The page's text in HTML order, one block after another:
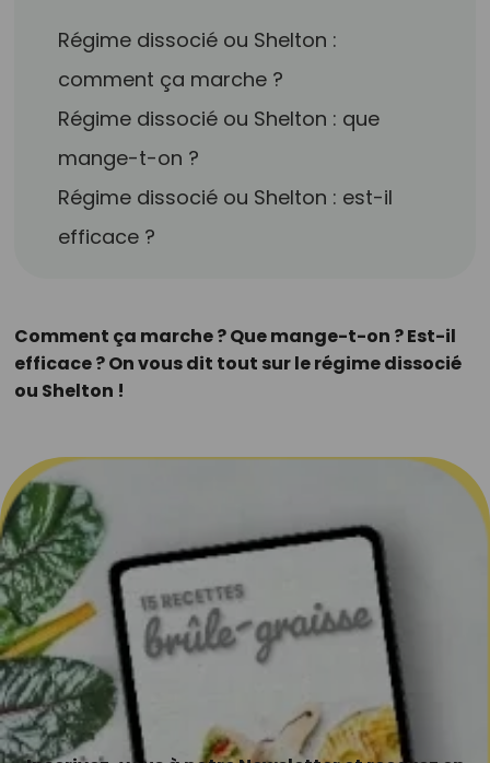
Régime dissocié ou Shelton :
comment ça marche ?
Régime dissocié ou Shelton : que
mange-t-on ?
Régime dissocié ou Shelton : est-il
efficace ?
Comment ça marche ? Que mange-t-on ? Est-il
efficace ? On vous dit tout sur le régime dissocié
ou Shelton !